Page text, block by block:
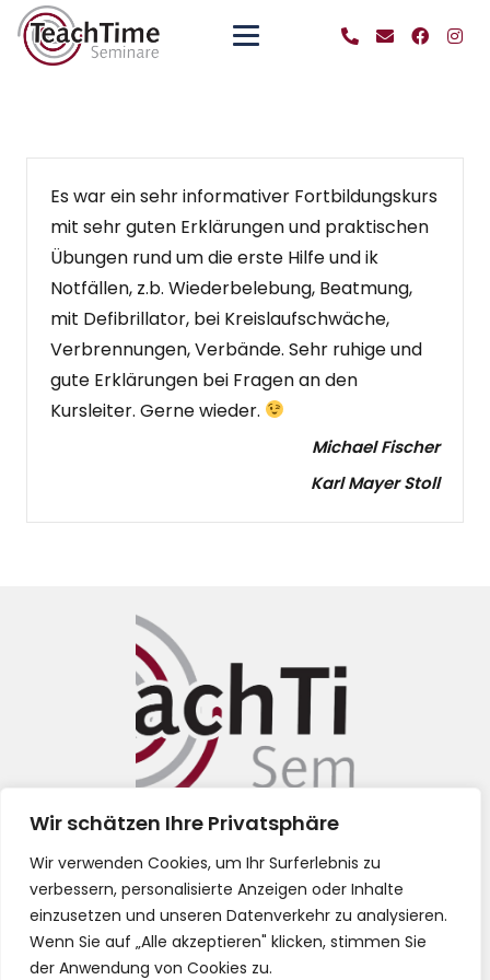
Wir schätzen Ihre Privatsphäre
Wir verwenden Cookies, um Ihr Surferlebnis zu
verbessern, personalisierte Anzeigen oder Inhalte
einzusetzen und unseren Datenverkehr zu analysieren.
Wenn Sie auf „Alle akzeptieren" klicken, stimmen Sie
der Anwendung von Cookies zu.
Es war ein sehr informativer Fortbildungskurs
mit sehr guten Erklärungen und praktischen
Übungen rund um die erste Hilfe und ik
Notfällen, z.b. Wiederbelebung, Beatmung,
mit Defibrillator, bei Kreislaufschwäche,
Verbrennungen, Verbände. Sehr ruhige und
gute Erklärungen bei Fragen an den
Kursleiter. Gerne wieder.
Michael Fischer
Karl Mayer Stoll
Impressum
Datenschutz
AGB